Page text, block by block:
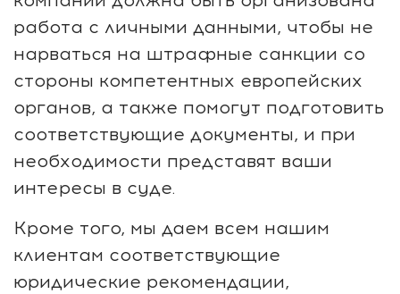
работа с личными данными, чтобы не
нарваться на штрафные санкции со
стороны компетентных европейских
органов, а также помогут подготовить
соответствующие документы, и при
необходимости представят ваши
интересы в суде.
Кроме того, мы даем всем нашим
клиентам соответствующие
юридические рекомендации,